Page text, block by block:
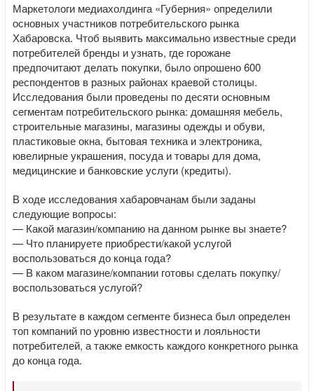
Маркетологи медиахолдинга «Губерния» определили
основных участников потребительского рынка
Хабаровска. Чтоб выявить максимально известные среди
потребителей бренды и узнать, где горожане
предпочитают делать покупки, было опрошено 600
респондентов в разных районах краевой столицы.
Исследования были проведены по десяти основным
сегментам потребительского рынка: домашняя мебель,
строительные магазины, магазины одежды и обуви,
пластиковые окна, бытовая техника и электроника,
ювелирные украшения, посуда и товары для дома,
медицинские и банковские услуги (кредиты).
В ходе исследования хабаровчанам были заданы
следующие вопросы:
— Какой магазин/компанию на данном рынке вы знаете?
— Что планируете приобрести/какой услугой
воспользоваться до конца года?
— В каком магазине/компании готовы сделать покупку/
воспользоваться услугой?
В результате в каждом сегменте бизнеса был определен
топ компаний по уровню известности и лояльности
потребителей, а также емкость каждого конкретного рынка
до конца года.